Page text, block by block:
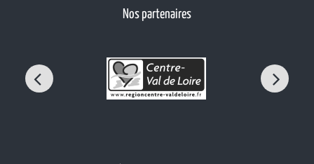
Nos partenaires